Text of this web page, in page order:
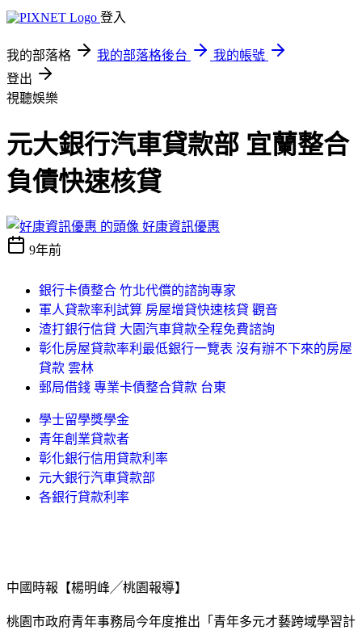
登入
我的部落格 我的部落格後台
我的帳號
登出
視聽娛樂
元大銀行汽車貸款部 宜蘭整合
負債快速核貸
好康資訊優惠
9年前
銀行卡債整合 竹北代償的諮詢專家
軍人貸款率利試算 房屋增貸快速核貸 觀音
渣打銀行信貸 大園汽車貸款全程免費諮詢
彰化房屋貸款率利最低銀行一覽表 沒有辦不下來的房屋
貸款 雲林
郵局借錢 專業卡債整合貸款 台東
學士留學獎學金
青年創業貸款者
彰化銀行信用貸款利率
元大銀行汽車貸款部
各銀行貸款利率
中國時報【楊明峰╱桃園報導】
桃園市政府青年事務局今年度推出「青年多元才藝跨域學習計